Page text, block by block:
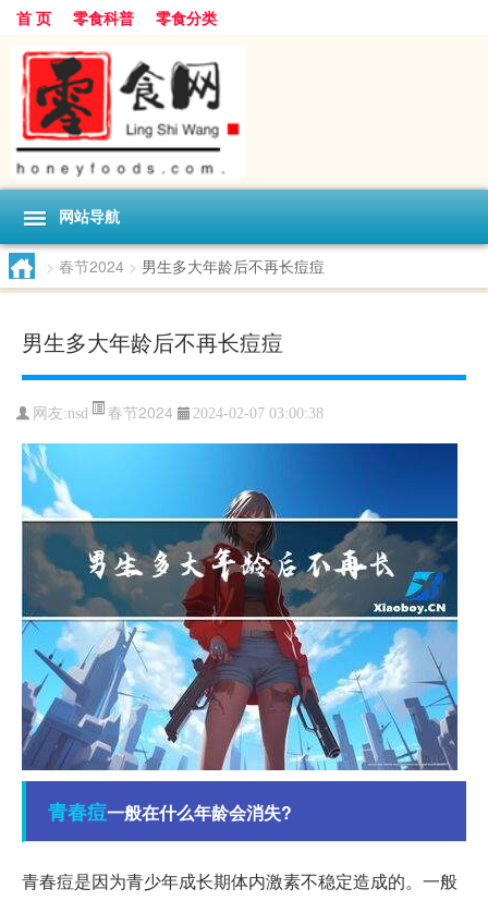
首 页 零食科普 零食分类
网站导航
> 春节2024 > 男生多大年龄后不再长痘痘
男生多大年龄后不再长痘痘
网友:nsd 春节2024 2024-02-07 03:00:38
青春痘一般在什么年龄会消失?
青春痘是因为青少年成长期体内激素不稳定造成的。一般